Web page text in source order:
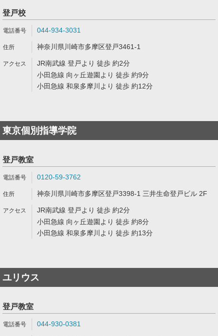
登戸校
044-934-3031
神奈川県川崎市多摩区登戸3461-1
JR南武線 登戸より 徒歩 約2分
小田急線 向ヶ丘遊園より 徒歩 約9分
小田急線 和泉多摩川より 徒歩 約12分
東京個別指導学院
登戸教室
0120-59-3762
神奈川県川崎市多摩区登戸3398-1 三井生命登戸ビル 2F
JR南武線 登戸より 徒歩 約2分
小田急線 向ヶ丘遊園より 徒歩 約8分
小田急線 和泉多摩川より 徒歩 約13分
ユリウス
登戸教室
044-930-0381